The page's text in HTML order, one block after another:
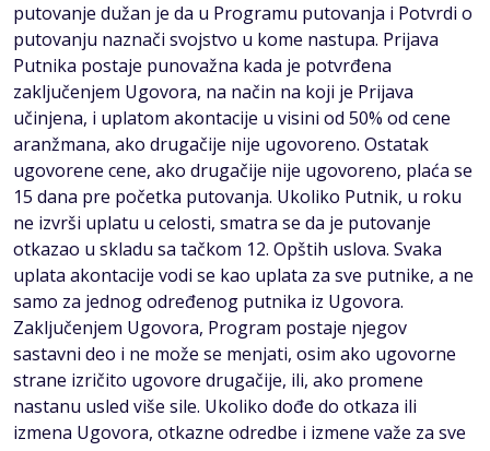
putovanje dužan je da u Programu putovanja i Potvrdi o
putovanju naznači svojstvo u kome nastupa. Prijava
Putnika postaje punovažna kada je potvrđena
zaključenjem Ugovora, na način na koji je Prijava
učinjena, i uplatom akontacije u visini od 50% od cene
aranžmana, ako drugačije nije ugovoreno. Ostatak
ugovorene cene, ako drugačije nije ugovoreno, plaća se
15 dana pre početka putovanja. Ukoliko Putnik, u roku
ne izvrši uplatu u celosti, smatra se da je putovanje
otkazao u skladu sa tačkom 12. Opštih uslova. Svaka
uplata akontacije vodi se kao uplata za sve putnike, a ne
samo za jednog određenog putnika iz Ugovora.
Zaključenjem Ugovora, Program postaje njegov
sastavni deo i ne može se menjati, osim ako ugovorne
strane izričito ugovore drugačije, ili, ako promene
nastanu usled više sile. Ukoliko dođe do otkaza ili
izmena Ugovora, otkazne odredbe i izmene važe za sve